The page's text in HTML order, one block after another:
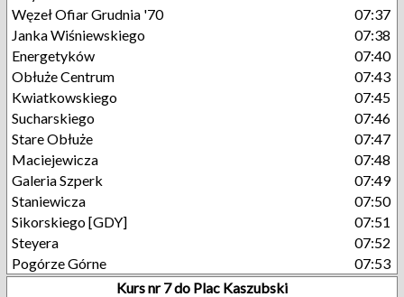
Węzeł Ofiar Grudnia '70
07:37
Janka Wiśniewskiego
07:38
Energetyków
07:40
Obłuże Centrum
07:43
Kwiatkowskiego
07:45
Sucharskiego
07:46
Stare Obłuże
07:47
Maciejewicza
07:48
Galeria Szperk
07:49
Staniewicza
07:50
Sikorskiego [GDY]
07:51
Steyera
07:52
Pogórze Górne
07:53
Kurs nr 7 do Plac Kaszubski